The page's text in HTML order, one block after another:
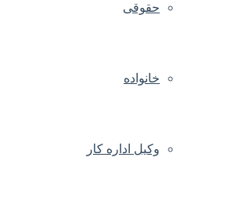
حقوقی
خانواده
وکیل اداره کار